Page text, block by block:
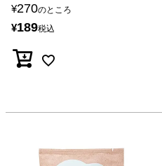
¥270のところ
¥189税込